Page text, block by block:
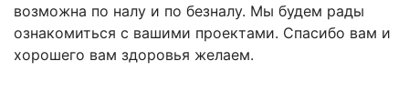
возможна по налу и по безналу. Мы будем рады
ознакомиться с вашими проектами. Спасибо вам и
хорошего вам здоровья желаем.